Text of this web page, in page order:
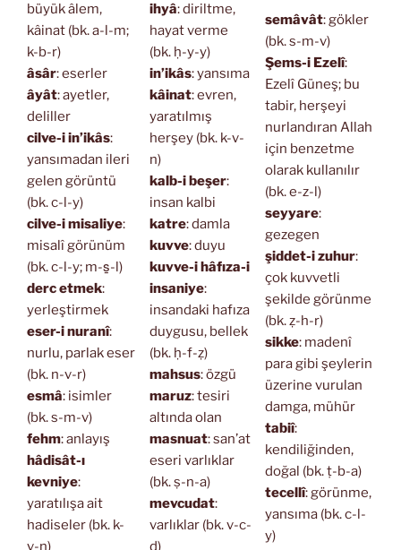
büyük âlem,
kâinat (bk. a-l-m;
k-b-r)
âsâr: eserler
âyât: ayetler,
deliller
cilve-i in’ikâs:
yansımadan ileri
gelen görüntü
(bk. c-l-y)
cilve-i misaliye:
misalî görünüm
(bk. c-l-y; m-s̱-l)
derc etmek:
yerleştirmek
eser-i nuranî:
nurlu, parlak eser
(bk. n-v-r)
esmâ: isimler
(bk. s-m-v)
fehm: anlayış
hâdisât-ı
kevniye:
yaratılışa ait
hadiseler (bk. k-
v-n)
ihyâ: diriltme,
hayat verme
(bk. ḥ-y-y)
in’ikâs: yansıma
kâinat: evren,
yaratılmış
herşey (bk. k-v-
n)
kalb-i beşer:
insan kalbi
katre: damla
kuvve: duyu
kuvve-i hâfıza-i
insaniye:
insandaki hafıza
duygusu, bellek
(bk. ḥ-f-ẓ)
mahsus: özgü
maruz: tesiri
altında olan
masnuat: san’at
eseri varlıklar
(bk. ṣ-n-a)
mevcudat:
varlıklar (bk. v-c-
d)
semâvât: gökler
(bk. s-m-v)
Şems-i Ezelî:
Ezelî Güneş; bu
tabir, herşeyi
nurlandıran Allah
için benzetme
olarak kullanılır
(bk. e-z-l)
seyyare:
gezegen
şiddet-i zuhur:
çok kuvvetli
şekilde görünme
(bk. ẓ-h-r)
sikke: madenî
para gibi şeylerin
üzerine vurulan
damga, mühür
tabiî:
kendiliğinden,
doğal (bk. ṭ-b-a)
tecellî: görünme,
yansıma (bk. c-l-
y)